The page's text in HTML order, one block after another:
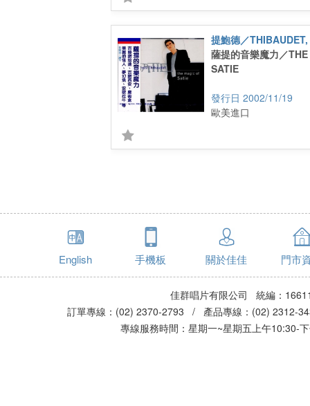
提鮑德／
薩提的音樂魔力／
SATIE
2002/11/19
歐美進口
English 手機板 關於佳佳 門市
佳群唱片有限公司 統編：
訂單專線：(02) 2370-2793 / 產品專線：(02)
專線服務時間：星期一~星期五上午10:30-